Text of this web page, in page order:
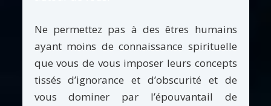
Ne permettez pas à des êtres humains
ayant moins de connaissance spirituelle
que vous de vous imposer leurs concepts
tissés d’ignorance et d’obscurité et de
vous dominer par l’épouvantail de